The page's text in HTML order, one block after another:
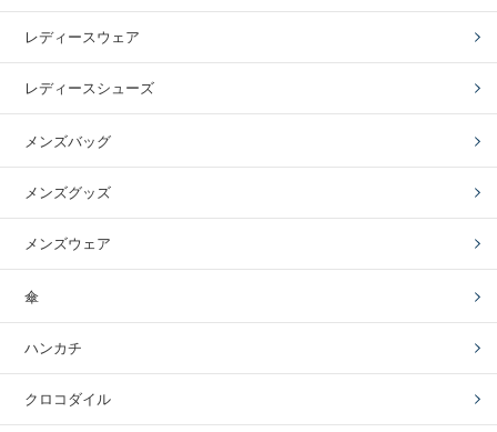
レディースウェア
レディースシューズ
メンズバッグ
メンズグッズ
メンズウェア
傘
ハンカチ
クロコダイル